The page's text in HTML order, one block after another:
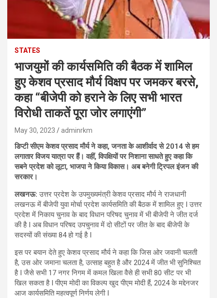
STATES
भाजयुमों की कार्यसमिति की बैठक में शामिल
हुए केशव प्रसाद मौर्य विक्षप पर जमकर बरसे,
कहा “बीजेपी को हराने के लिए सभी भारत
विरोधी ताकतें पूरा जोर लगाएंगी”
May 30, 2023 adminrkm
डिप्टी सीएम केशव प्रसाद मौर्य ने कहा, जनता के आशीर्वाद से 2014 से हम
लगातार विजय यात्रा पर हैं। वहीं, विपक्षियों पर निशाना साधते हुए कहा कि
सबने प्रदेश को लूटा, भाजपा ने किया विकास। अब बनेगी ट्रिपल इंजन की
सरकार।
लखनऊ: उत्तर प्रदेश के उपमुख्यमंत्री केशव प्रसाद मौर्य ने राजधानी
लखनऊ में बीजेपी युवा मोर्चा प्रदेश कार्यसमिति की बैठक में शामिल हुए I उत्तर
प्रदेश में निकाय चुनाव के बाद विधान परिषद चुनाव में भी बीजेपी ने जीत दर्ज
की है I अब विधान परिषद उपचुनाव में दो सीटों पर जीत के बाद बीजेपी के
सदस्यों की संख्या 84 हो गई है I
इस पर बयान देते हुए केशव प्रसाद मौर्य ने कहा कि जिस ओर जवानी चलती
है, उस ओर जमाना चलता है, उत्साह बहुत है और 2024 में जीत भी सुनिश्चित
है I जैसे सभी 17 नगर निगम में कमल खिला वैसे ही सभी 80 सीट पर भी
खिल सकता है I पीएम मोदी का विकल्प खुद पीएम मोदी हैं, 2024 के मद्देनजर
आज कार्यसमिति महत्वपूर्ण निर्णय लेगी I